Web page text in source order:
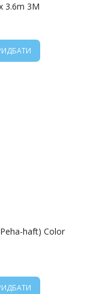
3.6m 3M
haft) Color